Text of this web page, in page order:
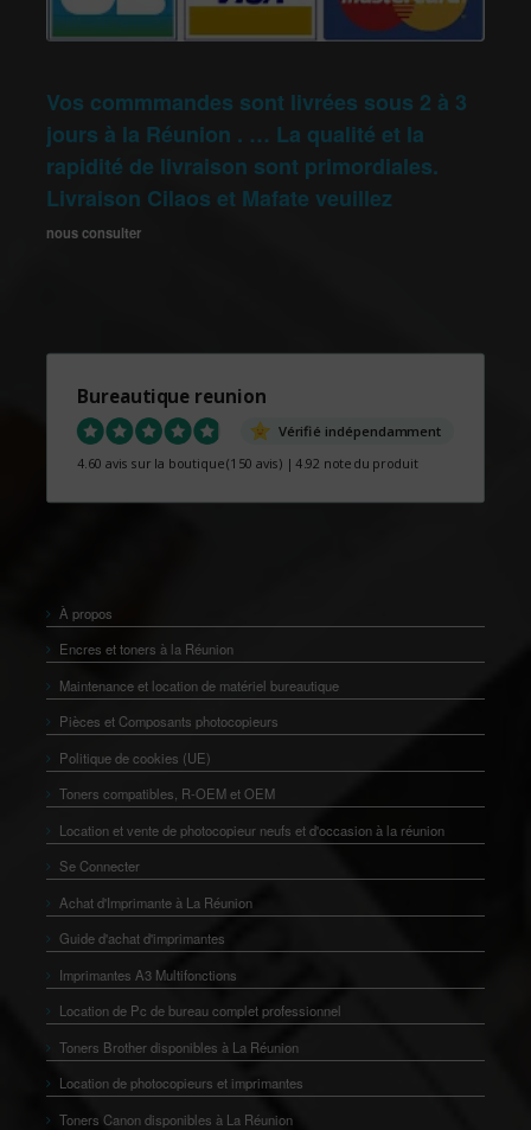
Vos commmandes sont livrées sous 2 à 3
jours à la Réunion . … La qualité et la
rapidité de livraison sont primordiales.
Livraison Cilaos et Mafate veuillez
nous consulter
Bureautique reunion
Vérifié indépendamment
4.60 avis sur la boutique(150 avis) |4.92 note du produit
À propos
Encres et toners à la Réunion
Maintenance et location de matériel bureautique
Pièces et Composants photocopieurs
Politique de cookies (UE)
Toners compatibles, R-OEM et OEM
Location et vente de photocopieur neufs et d'occasion à la réunion
Se Connecter
Achat d'Imprimante à La Réunion
Guide d'achat d'imprimantes
Imprimantes A3 Multifonctions
Location de Pc de bureau complet professionnel
Toners Brother disponibles à La Réunion
Location de photocopieurs et imprimantes
Toners Canon disponibles à La Réunion